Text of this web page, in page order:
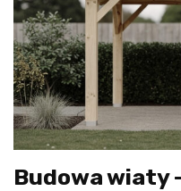
Budowa wiaty